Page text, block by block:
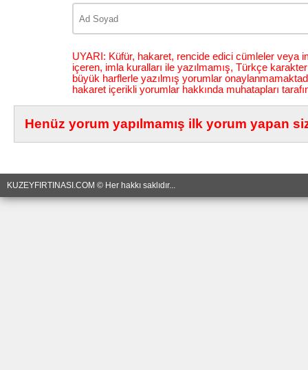
UYARI: Küfür, hakaret, rencide edici cümleler veya
içeren, imla kuralları ile yazılmamış, Türkçe
büyük harflerle yazılmış yorumlar
hakaret içerikli yorumlar hakkında muhatapları
Henüz yorum yapılmamış ilk yorum yapan
KUZEYFIRTINASI.COM © Her hakkı saklıdır...